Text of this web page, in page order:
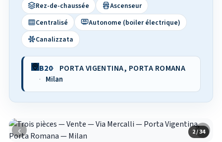
Rez-de-chaussée
Ascenseur
Centralisé
Autonome (boiler électrique)
Canalizzata
B20 PORTA VIGENTINA, PORTA ROMANA
Milan
‹ ›
2 / 34